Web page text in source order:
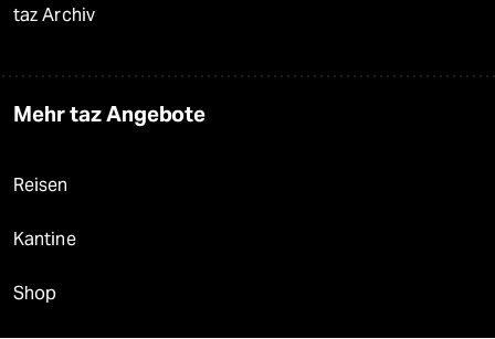
taz Archiv
Mehr taz Angebote
Reisen
Kantine
Shop